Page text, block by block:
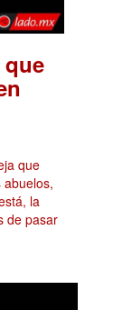
que
la
de pasar